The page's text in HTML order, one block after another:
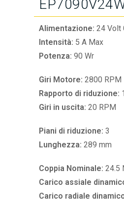
Alimentazione: 24 Volt
Intensità: 5 A Max
Potenza: 90 Wr
Giri Motore: 2800 RPM
Rapporto di riduzione:
Giri in uscita: 20 RPM
Piani di riduzione: 3
Lunghezza: 289 mm
Coppia Nominale: 24.5
Carico assiale
Carico radiale